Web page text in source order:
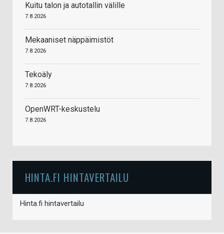
Kuitu talon ja autotallin välille
7.8.2026
Mekaaniset näppäimistöt
7.8.2026
Tekoäly
7.8.2026
OpenWRT-keskustelu
7.8.2026
HINTA.FI HINTAVERTAILU
Hinta.fi hintavertailu